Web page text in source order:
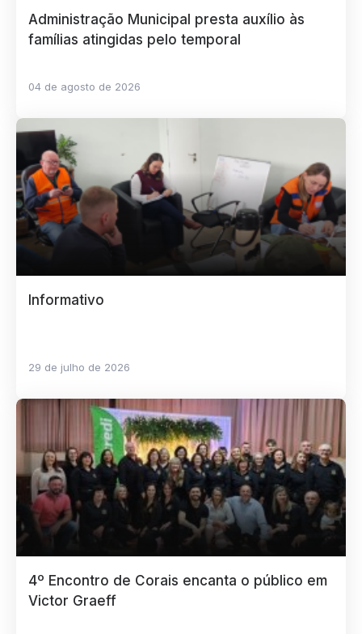
Administração Municipal presta auxílio às
famílias atingidas pelo temporal
04 de agosto de 2026
Informativo
29 de julho de 2026
4º Encontro de Corais encanta o público em
Victor Graeff